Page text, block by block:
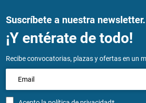
Suscríbete a nuestra
¡Y entérate de todo!
Recibe convocatorias, plazas y ofertas en un